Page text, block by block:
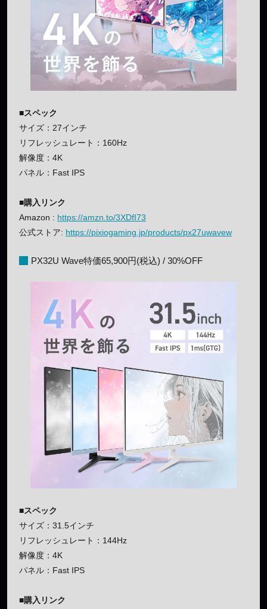
■スペック
サイズ：27インチ
リフレッシュレート：160Hz
解像度：4K
パネル：Fast IPS
■購入リンク
Amazon : https://amzn.to/3XDfI73
公式ストア: https://pixiogaming.jp/products/px27uwavew
PX32U Wave特価65,900円(税込) / 30%OFF
■スペック
サイズ：31.5インチ
リフレッシュレート：144Hz
解像度：4K
パネル：Fast IPS
■購入リンク